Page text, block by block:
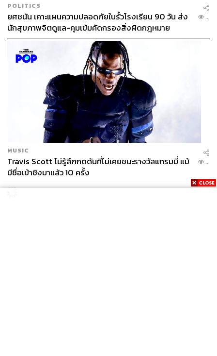
POLITICS
ยศชนัน เคาะแผนความปลอดภัยในรั้วโรงเรียน 90 วัน ส่ง
นักสุขภาพจิตดูแล-คุมเข้มคัดกรองสิ่งผิดกฎหมาย
...
MUSIC
Travis Scott ไม่รู้สึกกดดันที่ไม่เคยชนะรางวัลแกรมมี่ แม้
มีชื่อเข้าชิงมาแล้ว 10 ครั้ง
...